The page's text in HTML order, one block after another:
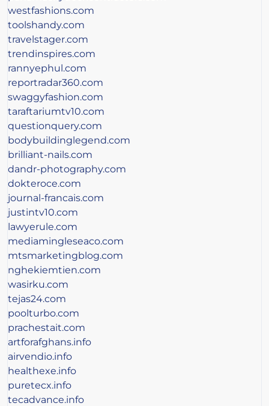
westfashions.com
toolshandy.com
travelstager.com
trendinspires.com
rannyephul.com
reportradar360.com
swaggyfashion.com
taraftariumtv10.com
questionquery.com
bodybuildinglegend.com
brilliant-nails.com
dandr-photography.com
dokteroce.com
journal-francais.com
justintv10.com
lawyerule.com
mediamingleseaco.com
mtsmarketingblog.com
nghekiemtien.com
wasirku.com
tejas24.com
poolturbo.com
prachestait.com
artforafghans.info
airvendio.info
healthexe.info
puretecx.info
tecadvance.info